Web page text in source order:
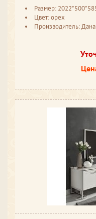
Размер:
Цвет: орех
Производитель: